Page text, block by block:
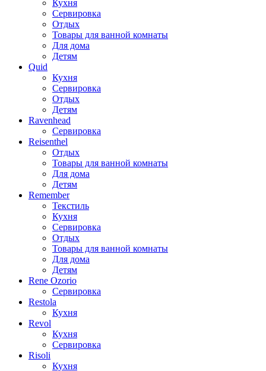
Кухня
Сервировка
Отдых
Товары для ванной комнаты
Для дома
Детям
Quid
Кухня
Сервировка
Отдых
Детям
Ravenhead
Сервировка
Reisenthel
Отдых
Товары для ванной комнаты
Для дома
Детям
Remember
Текстиль
Кухня
Сервировка
Отдых
Товары для ванной комнаты
Для дома
Детям
Rene Ozorio
Сервировка
Restola
Кухня
Revol
Кухня
Сервировка
Risoli
Кухня